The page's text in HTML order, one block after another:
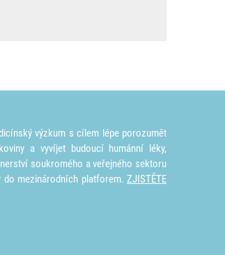
výzkum s cílem lépe porozumět
a vyvíjet budoucí humánní léky,
soukromého a veřejného sektoru
do mezinárodních platforem. ZJISTĚTE